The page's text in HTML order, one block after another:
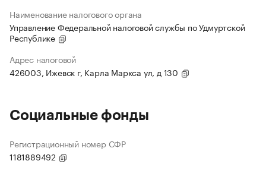
Наименование налогового органа
Управление Федеральной налоговой службы по Удмуртской
Республике
Адрес налоговой
426003, Ижевск г, Карла Маркса ул, д 130
Социальные фонды
Регистрационный номер СФР
1181889492